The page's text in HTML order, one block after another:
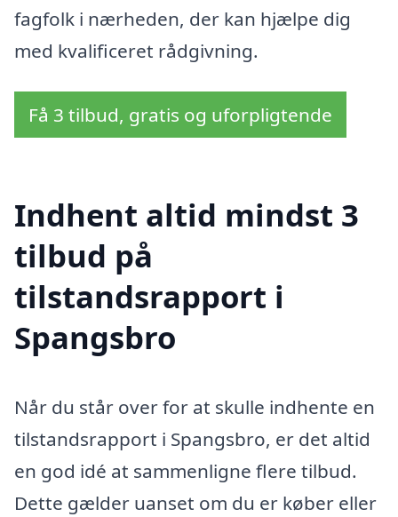
fagfolk i nærheden, der kan hjælpe dig
med kvalificeret rådgivning.
Få 3 tilbud, gratis og uforpligtende
Indhent altid mindst 3
tilbud på
tilstandsrapport i
Spangsbro
Når du står over for at skulle indhente en
tilstandsrapport i Spangsbro, er det altid
en god idé at sammenligne flere tilbud.
Dette gælder uanset om du er køber eller